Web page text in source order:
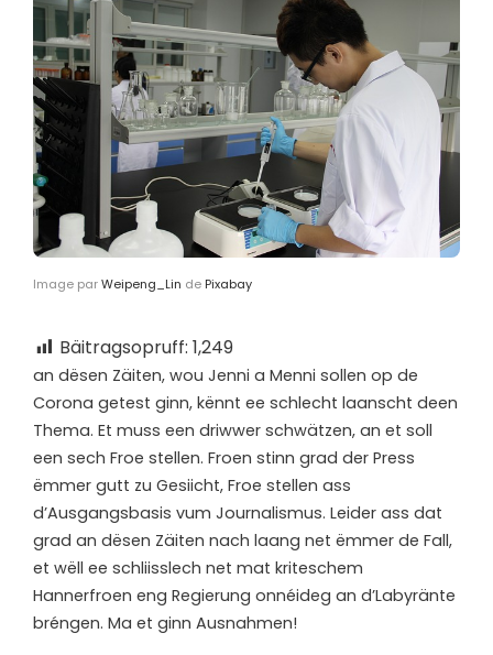
Image parWeipeng_Lin de Pixabay
Bäitragsopruff: 1,249
an dësen Zäiten, wou Jenni a Menni sollen op de
Corona getest ginn, kënnt ee schlecht laanscht deen
Thema. Et muss een driwwer schwätzen, an et soll
een sech Froe stellen. Froen stinn grad der Press
ëmmer gutt zu Gesiicht, Froe stellen ass
d’Ausgangsbasis vum Journalismus. Leider ass dat
grad an dësen Zäiten nach laang net ëmmer de Fall,
et wëll ee schliisslech net mat kriteschem
Hannerfroen eng Regierung onnéideg an d’Labyränte
bréngen. Ma et ginn Ausnahmen!